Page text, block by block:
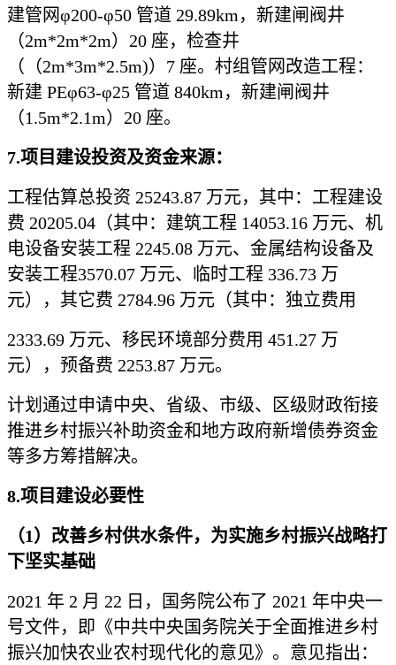
建管网φ200-φ50 管道 29.89km，新建闸阀井
（2m*2m*2m）20 座，检查井
（（2m*3m*2.5m)）7 座。村组管网改造工程：
新建 PEφ63-φ25 管道 840km，新建闸阀井
（1.5m*2.1m）20 座。
7.项目建设投资及资金来源：
工程估算总投资 25243.87 万元，其中：工程建设
费 20205.04（其中：建筑工程 14053.16 万元、机
电设备安装工程 2245.08 万元、金属结构设备及
安装工程3570.07 万元、临时工程 336.73 万
元），其它费 2784.96 万元（其中：独立费用
2333.69 万元、移民环境部分费用 451.27 万
元），预备费 2253.87 万元。
计划通过申请中央、省级、市级、区级财政衔接
推进乡村振兴补助资金和地方政府新增债券资金
等多方筹措解决。
8.项目建设必要性
（1）改善乡村供水条件，为实施乡村振兴战略打
下坚实基础
2021 年 2 月 22 日，国务院公布了 2021 年中央一
号文件，即《中共中央国务院关于全面推进乡村
振兴加快农业农村现代化的意见》。意见指出：